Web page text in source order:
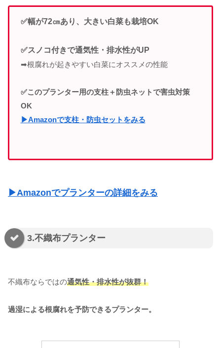
✅幅が72㎝あり、大きい白菜も栽培OK
✅スノコ付きで通気性・排水性がUP
➡根腐れが起きやすい白菜にオススメの性能
✅このプランター用の支柱＋防虫ネットで害虫対策
OK
▶Amazonで支柱・防虫セットをみる
▶Amazonでプランターの詳細をみる
3.不織布プランター
不織布ならではの通気性・排水性が抜群！
過湿による根腐れを予防できるプランター。